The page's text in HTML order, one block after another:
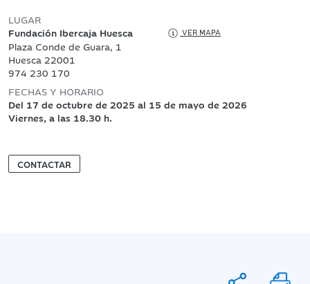
LUGAR
Fundación Ibercaja Huesca
VER MAPA
Plaza Conde de Guara, 1
Huesca 22001
974 230 170
FECHAS Y HORARIO
Del 17 de octubre de 2025 al 15 de mayo de 2026
Viernes, a las 18.30 h.
CONTACTAR